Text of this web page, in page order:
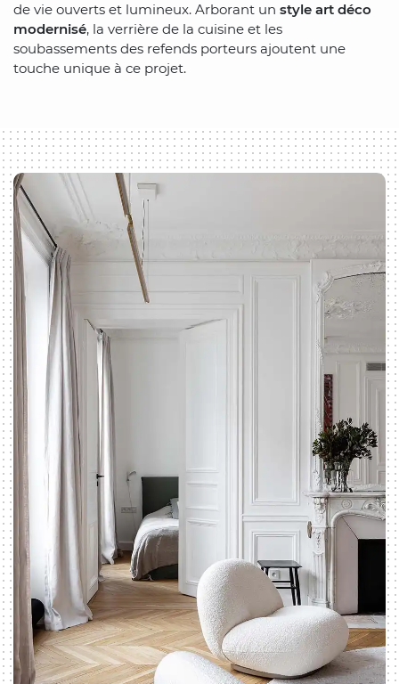
de vie ouverts et lumineux. Arborant un style art déco
modernisé, la verrière de la cuisine et les
soubassements des refends porteurs ajoutent une
touche unique à ce projet.